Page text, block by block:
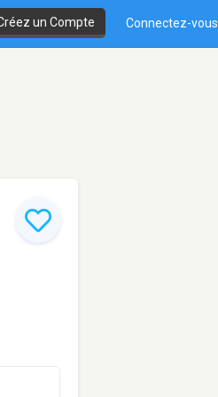
un Compte Connectez-vous